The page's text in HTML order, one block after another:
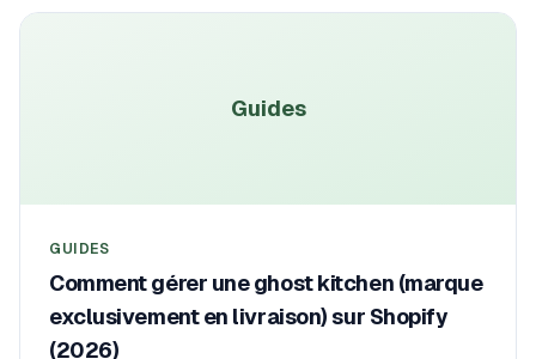
Guides
GUIDES
Comment gérer une ghost kitchen (marque
exclusivement en livraison) sur Shopify
(2026)